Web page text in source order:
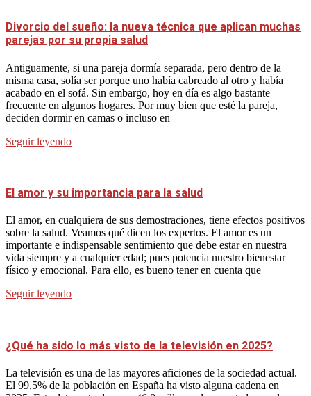
Divorcio del sueño: la nueva técnica que aplican muchas
parejas por su propia salud
Antiguamente, si una pareja dormía separada, pero dentro de la
misma casa, solía ser porque uno había cabreado al otro y había
acabado en el sofá. Sin embargo, hoy en día es algo bastante
frecuente en algunos hogares. Por muy bien que esté la pareja,
deciden dormir en camas o incluso en
Seguir leyendo
El amor y su importancia para la salud
El amor, en cualquiera de sus demostraciones, tiene efectos positivos
sobre la salud. Veamos qué dicen los expertos. El amor es un
importante e indispensable sentimiento que debe estar en nuestra
vida siempre y a cualquier edad; pues potencia nuestro bienestar
físico y emocional. Para ello, es bueno tener en cuenta que
Seguir leyendo
¿Qué ha sido lo más visto de la televisión en 2025?
La televisión es una de las mayores aficiones de la sociedad actual.
El 99,5% de la población en España ha visto alguna cadena en